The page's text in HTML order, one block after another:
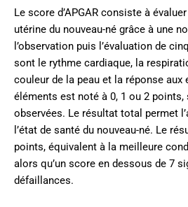
Le score d’APGAR consiste à
utérine du nouveau-né grâce à une
l’observation puis l’évaluation de
sont le rythme cardiaque, la
couleur de la peau et la réponse aux
éléments est noté à 0, 1 ou 2
observées. Le résultat total permet
l’état de santé du nouveau-né. Le
points, équivalent à la meilleure
alors qu’un score en dessous de 7
défaillances.